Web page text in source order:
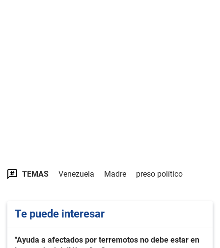
TEMAS Venezuela Madre preso político
Te puede interesar
"Ayuda a afectados por terremotos no debe estar en